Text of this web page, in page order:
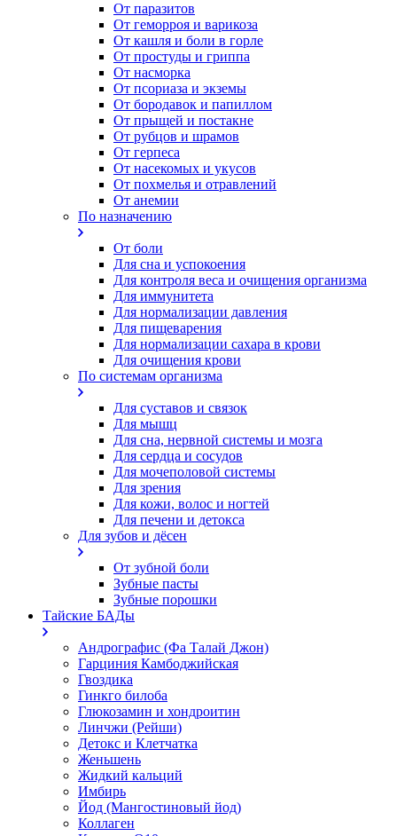
От паразитов
Oт геморроя и варикоза
От кашля и боли в горле
От простуды и гриппа
От насморка
Oт псориаза и экземы
От бородавок и папиллом
От прыщей и постакне
От рубцов и шрамов
От герпеса
От насекомых и укусов
От похмелья и отравлений
От анемии
По назначению
От боли
Для сна и успокоения
Для контроля веса и очищения организма
Для иммунитета
Для нормализации давления
Для пищеварения
Для нормализации сахара в крови
Для очищения крови
По системам организма
Для суставов и связок
Для мышц
Для сна, нервной системы и мозга
Для сердца и сосудов
Для мочеполовой системы
Для зрения
Для кожи, волос и ногтей
Для печени и детокса
Для зубов и дёсен
От зубной боли
Зубные пасты
Зубные порошки
Тайские БАДы
Андрографис (Фа Талай Джон)
Гарциния Камбоджийская
Гвоздика
Гинкго билоба
Глюкозамин и хондроитин
Линчжи (Рейши)
Детокс и Клетчатка
Женьшень
Жидкий кальций
Имбирь
Йод (Мангостиновый йод)
Коллаген